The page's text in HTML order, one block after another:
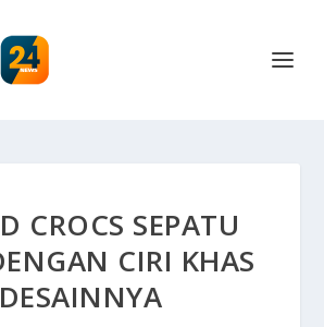
CROCS SEPATU
CIRI KHAS
DESAINNYA